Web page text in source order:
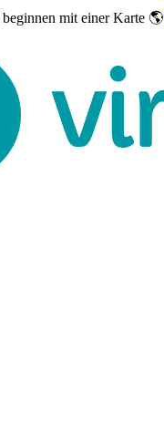
beginnen mit einer Karte 🌎